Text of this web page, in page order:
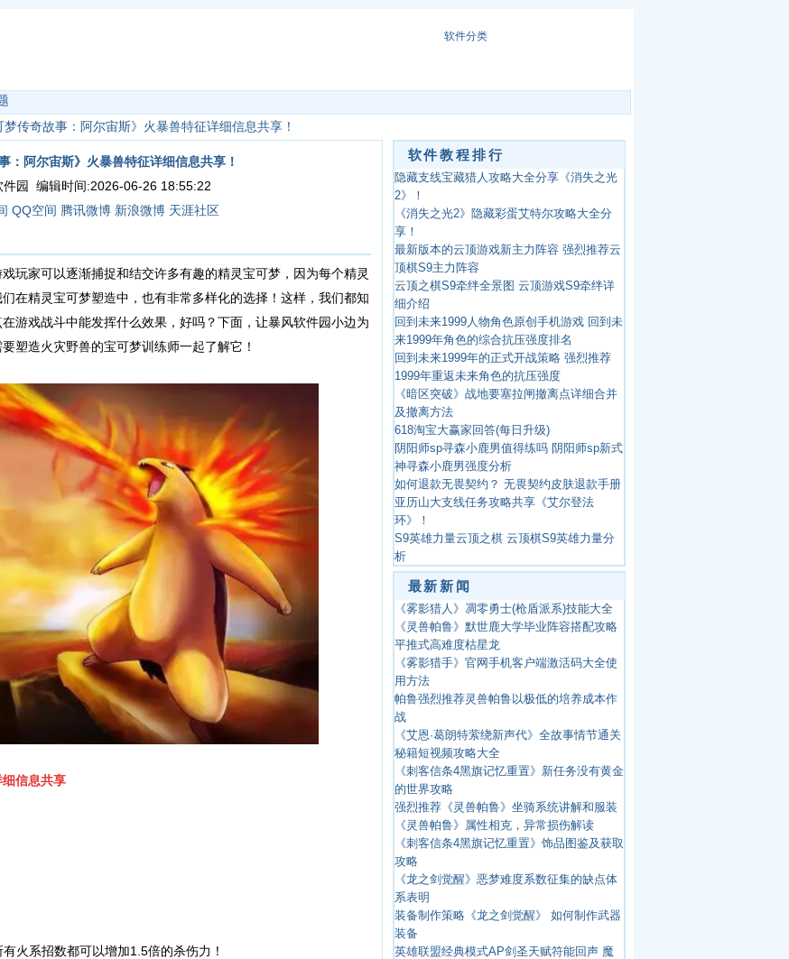
软件分类
梦传奇故事：阿尔宙斯》火暴兽特征详细信息共享！
：阿尔宙斯》火暴兽特征详细信息共享！
件园 编辑时间:2026-06-26 18:55:22
QQ空间 腾讯微博 新浪微博 天涯社区
玩家可以逐渐捕捉和结交许多有趣的精灵宝可梦，因为每个精灵
在精灵宝可梦塑造中，也有非常多样化的选择！这样，我们都知
游戏战斗中能发挥什么效果，好吗？下面，让暴风软件园小边为
塑造火灾野兽的宝可梦训练师一起了解它！
细信息共享
火系招数都可以增加1.5倍的杀伤力！
软件教程排行
隐藏支线宝藏猎人攻略大全分享《消失之光
2》！
《消失之光2》隐藏彩蛋艾特尔攻略大全分
享！
最新版本的云顶游戏新主力阵容 强烈推荐云
顶棋S9主力阵容
云顶之棋S9牵绊全景图 云顶游戏S9牵绊详
细介绍
回到未来1999人物角色原创手机游戏 回到未
来1999年角色的综合抗压强度排名
回到未来1999年的正式开战策略 强烈推荐
1999年重返未来角色的抗压强度
《暗区突破》战地要塞拉闸撤离点详细合并
及撤离方法
618淘宝大赢家回答(每日升级)
阴阳师sp寻森小鹿男值得练吗 阴阳师sp新式
神寻森小鹿男强度分析
如何退款无畏契约？ 无畏契约皮肤退款手册
亚历山大支线任务攻略共享《艾尔登法
环》！
S9英雄力量云顶之棋 云顶棋S9英雄力量分
析
最新新闻
《雾影猎人》凋零勇士(枪盾派系)技能大全
《灵兽帕鲁》默世鹿大学毕业阵容搭配攻略
平推式高难度枯星龙
《雾影猎手》官网手机客户端激活码大全使
用方法
帕鲁强烈推荐灵兽帕鲁以极低的培养成本作
战
《艾恩·葛朗特萦绕新声代》全故事情节通关
秘籍短视频攻略大全
《刺客信条4黑旗记忆重置》新任务没有黄金
的世界攻略
强烈推荐《灵兽帕鲁》坐骑系统讲解和服装
《灵兽帕鲁》属性相克，异常损伤解读
《刺客信条4黑旗记忆重置》饰品图鉴及获取
攻略
《龙之剑觉醒》恶梦难度系数征集的缺点体
系表明
装备制作策略《龙之剑觉醒》 如何制作武器
装备
英雄联盟经典模式AP剑圣天赋符能回声 魔